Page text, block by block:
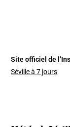
Site officiel de
Séville à 7 jours